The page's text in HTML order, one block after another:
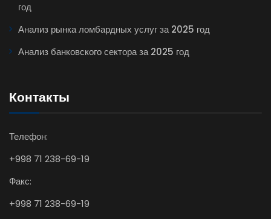
год
Анализ рынка ломбардных услуг за 2025 год
Анализ банковского сектора за 2025 год
Контакты
Телефон:
+998 71 238-69-19
Факс:
+998 71 238-69-19